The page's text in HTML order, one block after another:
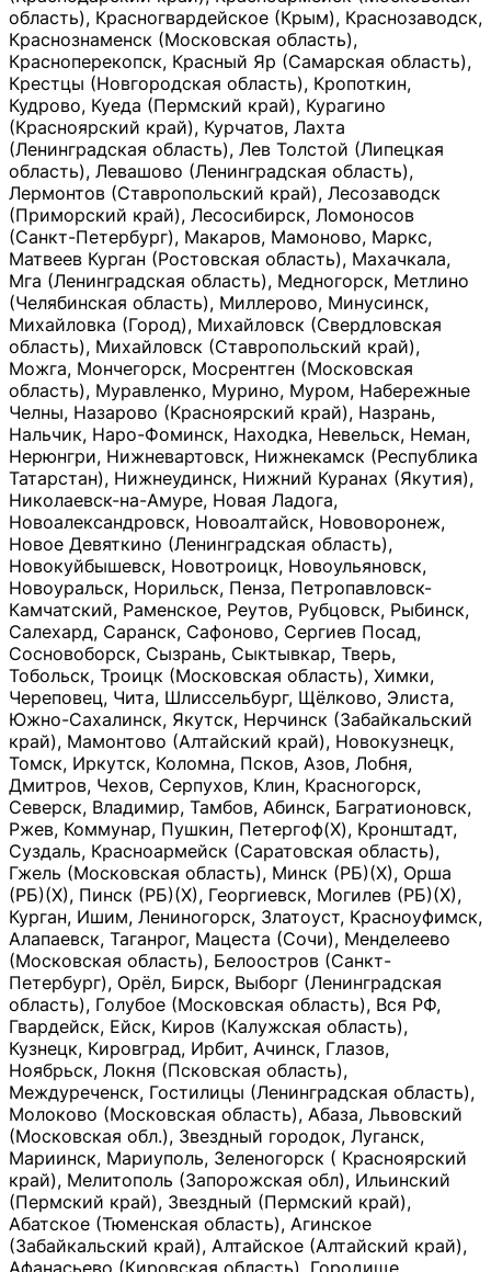
область), Красногвардейское (Крым), Краснозаводск,
Краснознаменск (Московская область),
Красноперекопск, Красный Яр (Самарская область),
Крестцы (Новгородская область), Кропоткин,
Кудрово, Куеда (Пермский край), Курагино
(Красноярский край), Курчатов, Лахта
(Ленинградская область), Лев Толстой (Липецкая
область), Левашово (Ленинградская область),
Лермонтов (Ставропольский край), Лесозаводск
(Приморский край), Лесосибирск, Ломоносов
(Санкт-Петербург), Макаров, Мамоново, Маркс,
Матвеев Курган (Ростовская область), Махачкала,
Мга (Ленинградская область), Медногорск, Метлино
(Челябинская область), Миллерово, Минусинск,
Михайловка (Город), Михайловск (Свердловская
область), Михайловск (Ставропольский край),
Можга, Мончегорск, Мосрентген (Московская
область), Муравленко, Мурино, Муром, Набережные
Челны, Назарово (Красноярский край), Назрань,
Нальчик, Наро-Фоминск, Находка, Невельск, Неман,
Нерюнгри, Нижневартовск, Нижнекамск (Республика
Татарстан), Нижнеудинск, Нижний Куранах (Якутия),
Николаевск-на-Амуре, Новая Ладога,
Новоалександровск, Новоалтайск, Нововоронеж,
Новое Девяткино (Ленинградская область),
Новокуйбышевск, Новотроицк, Новоульяновск,
Новоуральск, Норильск, Пенза, Петропавловск-
Камчатский, Раменское, Реутов, Рубцовск, Рыбинск,
Салехард, Саранск, Сафоново, Сергиев Посад,
Сосновоборск, Сызрань, Сыктывкар, Тверь,
Тобольск, Троицк (Московская область), Химки,
Череповец, Чита, Шлиссельбург, Щёлково, Элиста,
Южно-Сахалинск, Якутск, Нерчинск (Забайкальский
край), Мамонтово (Алтайский край), Новокузнецк,
Томск, Иркутск, Коломна, Псков, Азов, Лобня,
Дмитров, Чехов, Серпухов, Клин, Красногорск,
Северск, Владимир, Тамбов, Абинск, Багратионовск,
Ржев, Коммунар, Пушкин, Петергоф(Х), Кронштадт,
Суздаль, Красноармейск (Саратовская область),
Гжель (Московская область), Минск (РБ)(Х), Орша
(РБ)(Х), Пинск (РБ)(Х), Георгиевск, Могилев (РБ)(Х),
Курган, Ишим, Лениногорск, Златоуст, Красноуфимск,
Алапаевск, Таганрог, Мацеста (Сочи), Менделеево
(Московская область), Белоостров (Санкт-
Петербург), Орёл, Бирск, Выборг (Ленинградская
область), Голубое (Московская область), Вся РФ,
Гвардейск, Ейск, Киров (Калужская область),
Кузнецк, Кировград, Ирбит, Ачинск, Глазов,
Ноябрьск, Локня (Псковская область),
Междуреченск, Гостилицы (Ленинградская область),
Молоково (Московская область), Абаза, Львовский
(Московская обл.), Звездный городок, Луганск,
Мариинск, Мариуполь, Зеленогорск ( Красноярский
край), Мелитополь (Запорожская обл), Ильинский
(Пермский край), Звездный (Пермский край),
Абатское (Тюменская область), Агинское
(Забайкальский край), Алтайское (Алтайский край),
Афанасьево (Кировская область), Городище